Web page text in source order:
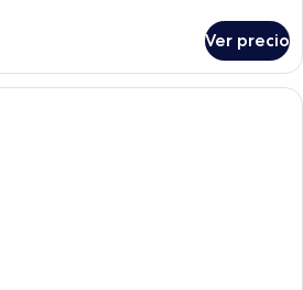
Ver precio
Ropa de cama de alta calidad y caja